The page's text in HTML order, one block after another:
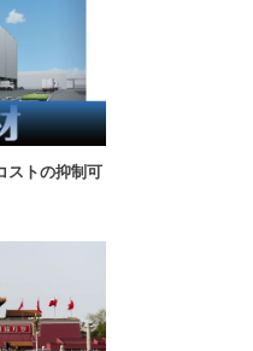
ストの抑制可